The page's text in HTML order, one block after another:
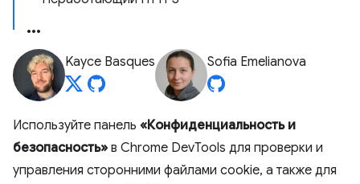
Kayce Basques Sofia Emelianova
Используйте панель «Конфиденциальность и
безопасность» в Chrome DevTools для проверки и
управления сторонними файлами cookie, а также для